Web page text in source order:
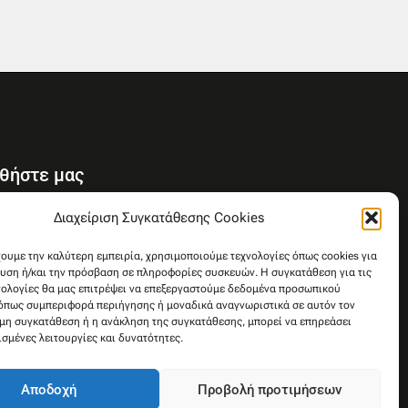
Διαχείριση Συγκατάθεσης Cookies
την καλύτερη εμπειρία, χρησιμοποιούμε τεχνολογίες όπως cookies για
ή/και την πρόσβαση σε πληροφορίες συσκευών. Η συγκατάθεση για τις
θα μας επιτρέψει να επεξεργαστούμε δεδομένα προσωπικού
συμπεριφορά περιήγησης ή μοναδικά αναγνωριστικά σε αυτόν τον
συγκατάθεση ή η ανάκληση της συγκατάθεσης, μπορεί να επηρεάσει
λειτουργίες και δυνατότητες.
Αποδοχή Προβολή προτιμήσεων
μας
u
t
u
b
e